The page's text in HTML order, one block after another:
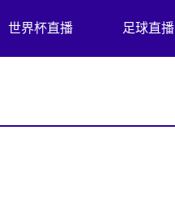
世界杯直播 足球直播